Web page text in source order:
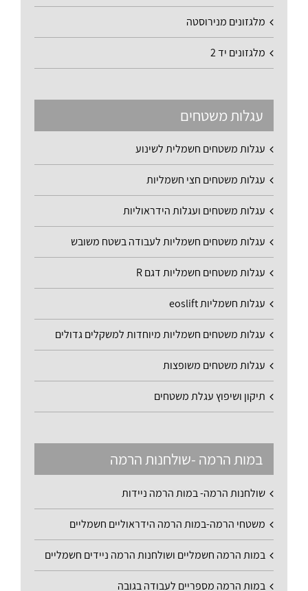
מלגזונים מנירוסטה
מלגזונים יד 2
עגלות משטחים
עגלות משטחים חשמלית לשינוע
עגלות משטחים חצי חשמליות
עגלות משטחים ועגלות הידראוליות
עגלות משטחים חשמליות לעבודה בשטח משובש
עגלות משטחים חשמליות דגם R
עגלות חשמליות eoslift
עגלות משטחים חשמליות מיוחדות למשקלים גדולים
עגלות משטחים משופצות
תיקון ושיפוץ עגלת משטחים
במות הרמה -שולחנות הרמה
שולחנות הרמה- במות הרמה ניידות
משטחי הרמה-במות הרמה הידראוליים חשמליים
במות הרמה חשמליים ושולחנות הרמה ניידים חשמליים
במות הרמה מספריים לעבודה בגובה